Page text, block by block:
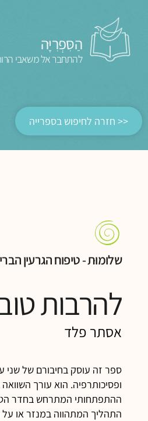
הַסִּפְרִיָּה
להתחבר אל משאבי
<< חזרה לחיפוש בספרייה
שלומוּת - טיפוח הגרעין
להרבות
אסתר פלד
ספר זה עוסק בחיבורם של שני
ופסיכותרפיה. הוא עורך
ההתפתחותי המתרחש בחדר
התהליך המתהווה במנזר או